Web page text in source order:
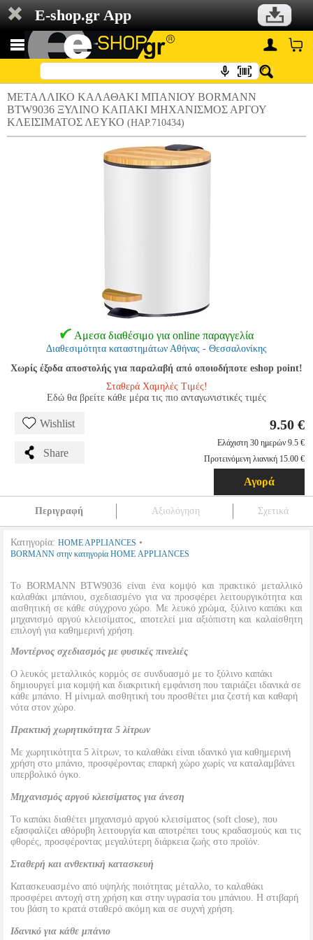
E-shop.gr App
ΜΕΤΑΛΛΙΚΟ ΚΑΛΑΘΑΚΙ ΜΠΑΝΙΟΥ BORMANN
BTW9036 ΞΥΛΙΝΟ ΚΑΠΑΚΙ ΜΗΧΑΝΙΣΜΟΣ ΑΡΓΟΥ
ΚΛΕΙΣΙΜΑΤΟΣ ΛΕΥΚΟ (HAP.710434)
Αμεσα διαθέσιμο για online παραγγελία
Διαθεσιμότητα καταστημάτων Αθήνας - Θεσσαλονίκης
Χωρίς έξοδα αποστολής για παραλαβή από οποιοδήποτε eshop point!
Σταθερά Χαμηλές Τιμές!
Εδώ θα βρείτε κάθε μέρα τις πιο ανταγωνιστικές τιμές
Wishlist
Share
9.50 €
Ελάχιστη 30 ημερών 9.5 €
Προτεινόμενη λιανική 15.00 €
Αγορά
Περιγραφή Αξιολόγηση Σχετικά
Κατηγορία: HOME APPLIANCES •
BORMANN στην κατηγορία HOME APPLIANCES
Το BORMANN BTW9036 είναι ένα κομψό και πρακτικό μεταλλικό
καλαθάκι μπάνιου, σχεδιασμένο για να προσφέρει λειτουργικότητα και
αισθητική σε κάθε σύγχρονο χώρο. Με λευκό χρώμα, ξύλινο καπάκι και
μηχανισμό αργού κλεισίματος, αποτελεί μια αξιόπιστη και καλαίσθητη
επιλογή για καθημερινή χρήση.
Μοντέρνος σχεδιασμός με φυσικές πινελιές
Ο λευκός μεταλλικός κορμός σε συνδυασμό με το ξύλινο καπάκι
δημιουργεί μια κομψή και διακριτική εμφάνιση που ταιριάζει ιδανικά σε
κάθε μπάνιο. Η μίνιμαλ αισθητική του προσθέτει μια ζεστή και καθαρή
νότα στον χώρο.
Πρακτική χωρητικότητα 5 λίτρων
Με χωρητικότητα 5 λίτρων, το καλαθάκι είναι ιδανικό για καθημερινή
χρήση στο μπάνιο, προσφέροντας επαρκή χώρο χωρίς να καταλαμβάνει
υπερβολικό όγκο.
Μηχανισμός αργού κλεισίματος για άνεση
Το καπάκι διαθέτει μηχανισμό αργού κλεισίματος (soft close), που
εξασφαλίζει αθόρυβη λειτουργία και αποτρέπει τους κραδασμούς και τις
φθορές, προσφέροντας μεγαλύτερη διάρκεια ζωής στο προϊόν.
Σταθερή και ανθεκτική κατασκευή
Κατασκευασμένο από υψηλής ποιότητας μέταλλο, το καλαθάκι
προσφέρει αντοχή στη χρήση και στην υγρασία του μπάνιου. Η στιβαρή
του βάση το κρατά σταθερό ακόμη και σε συχνή χρήση.
Ιδανικό για κάθε μπάνιο